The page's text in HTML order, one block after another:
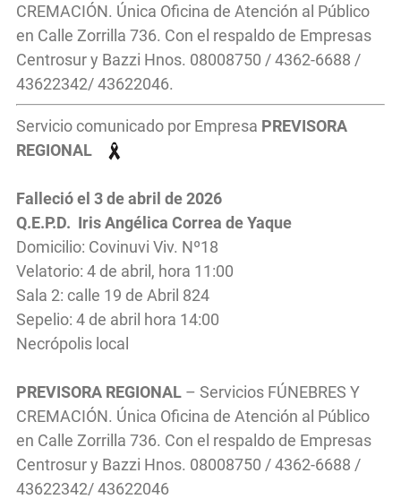
CREMACIÓN. Única Oficina de Atención al Público
en Calle Zorrilla 736. Con el respaldo de Empresas
Centrosur y Bazzi Hnos. 08008750 / 4362-6688 /
43622342/ 43622046.
Servicio comunicado por Empresa PREVISORA
REGIONAL
Falleció el 3de abril de 2026
Q.E.P.D. Iris Angélica Correa de Yaque
Domicilio: Covinuvi Viv. Nº18
Velatorio: 4 de abril, hora 11:00
Sala 2: calle 19 de Abril 824
Sepelio: 4 de abril hora 14:00
Necrópolis local
PREVISORA REGIONAL – Servicios FÚNEBRES Y
CREMACIÓN. Única Oficina de Atención al Público
en Calle Zorrilla 736. Con el respaldo de Empresas
Centrosur y Bazzi Hnos. 08008750 / 4362-6688 /
43622342/ 43622046